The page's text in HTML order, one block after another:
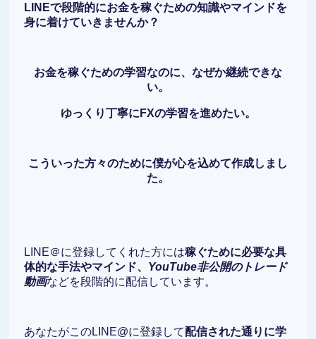
LINEで段階的にお金を稼ぐための知識やマインドを
身に着けていきませんか？
お金を稼ぐための学習なのに、なぜか継続できな
い。
ゆっくり丁寧にFXの学習を進めたい。
こういった方々のために僕が心を込めて作成しまし
た。
LINE＠に登録してくれた方には稼ぐために必要な具
体的な手法やマインド、 YouTube非公開のトレード
動画などを段階的に配信しています。
あなたがこのLINE@に登録して配信された通りに学